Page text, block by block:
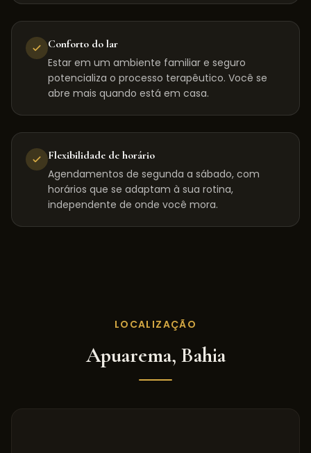
Conforto do lar
Estar em um ambiente familiar e seguro
potencializa o processo terapêutico. Você se
abre mais quando está em casa.
Flexibilidade de horário
Agendamentos de segunda a sábado, com
horários que se adaptam à sua rotina,
independente de onde você mora.
LOCALIZAÇÃO
Apuarema, Bahia